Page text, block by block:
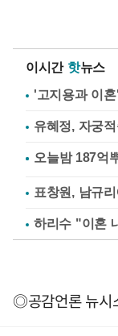
이시간 핫뉴스
'고지용과 이
유혜정, 자궁
표창원, 남규
하리수 "이혼
◎공감언론 뉴시